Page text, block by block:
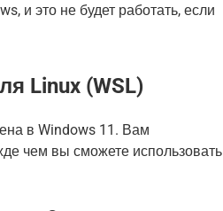
и это не будет работать, если
Linux (WSL)
в Windows 11. Вам
чем вы сможете использовать